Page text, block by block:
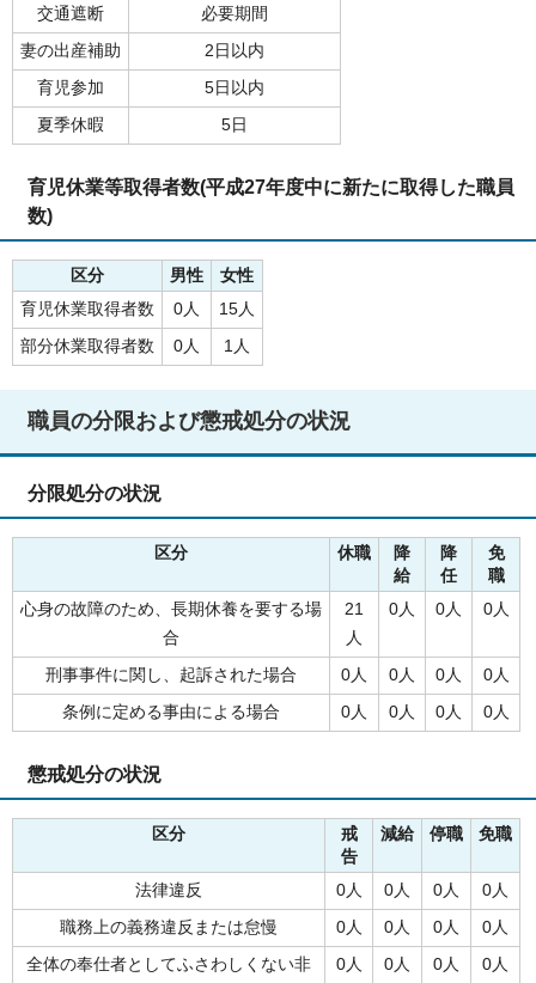
交通遮断 必要期間
妻の出産補助 2日以内
育児参加 5日以内
夏季休暇 5日
育児休業等取得者数(平成27年度中に新たに取得した職員
数)
区分 男性
女性
育児休業取得者数
0人 15人
部分休業取得者数 0人 1人
職員の分限および懲戒処分の状況
分限処分の状況
区分 休職
降
給
降
任
免
職
心身の故障のため、長期休養を要する場
合
21
人
0人 0人 0人
刑事事件に関し、起訴された場合 0人 0人 0人 0人
条例に定める事由による場合 0人 0人 0人 0人
懲戒処分の状況
区分
戒
告
減給 停職 免職
法律違反 0人 0人 0人 0人
職務上の義務違反または怠慢 0人 0人 0人 0人
全体の奉仕者としてふさわしくない非
0人 0人 0人 0人